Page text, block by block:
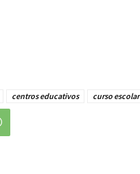
centros educativos curso escolar